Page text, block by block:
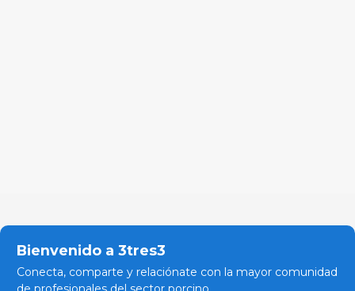
Bienvenido a 3tres3
Conecta, comparte y relaciónate con la mayor comunidad